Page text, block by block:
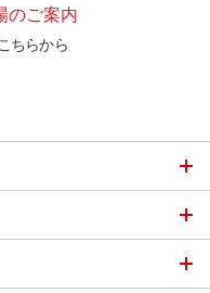
のご案内
ちらから